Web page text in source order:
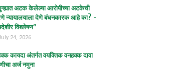
अटक केलेल्या आरोपीच्या अटकेची
न्यायालयाला देणे बंधनकारक आहे का? -
विश्लेषण"
24, 2026
कायदा अंतर्गत वयक्तिक वनहक्क दावा
अर्ज नमुना